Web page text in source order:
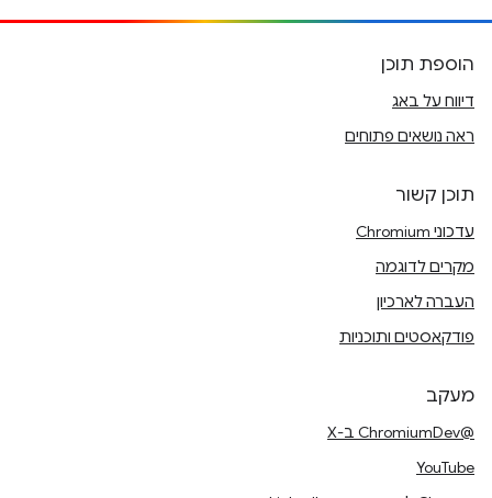
הוספת תוכן
דיווח על באג
ראה נושאים פתוחים
תוכן קשור
עדכוני Chromium
מקרים לדוגמה
העברה לארכיון
פודקאסטים ותוכניות
מעקב
@ChromiumDev ב-X
YouTube